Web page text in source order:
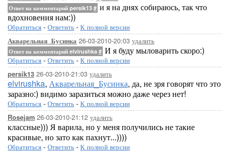
Ответ на комментарий persik13 # и я на днях собираюсь, так что
вдохновения нам:))
Обратиться - Ответить - К полной версии
Акварельная_Бусинка 26-03-2010-20:03 удалить
Ответ на комментарий elvirushka # И я буду мыловарить скоро:)
Обратиться - Ответить - К полной версии
persik13 26-03-2010-21:03 удалить
elvirushka, Акварельная_Бусинка, да, не зря говорят что это
заразно:) видимо заразиться можно даже через нет!
Обратиться - Ответить - К полной версии
Rosejam 26-03-2010-21:12 удалить
классные))) Я варила, но у меня получились не такие
красивые, но зато как пахнут...))))
Обратиться - Ответить - К полной версии